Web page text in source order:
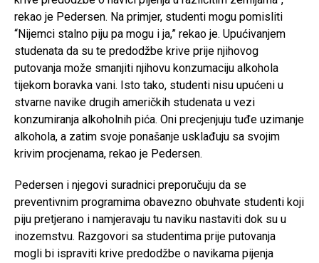
rekao je Pedersen. Na primjer, studenti mogu pomisliti
“Nijemci stalno piju pa mogu i ja,” rekao je. Upućivanjem
studenata da su te predodžbe krive prije njihovog
putovanja može smanjiti njihovu konzumaciju alkohola
tijekom boravka vani. Isto tako, studenti nisu upućeni u
stvarne navike drugih američkih studenata u vezi
konzumiranja alkoholnih pića. Oni precjenjuju tuđe uzimanje
alkohola, a zatim svoje ponašanje usklađuju sa svojim
krivim procjenama, rekao je Pedersen.
Pedersen i njegovi suradnici preporučuju da se
preventivnim programima obavezno obuhvate studenti koji
piju pretjerano i namjeravaju tu naviku nastaviti dok su u
inozemstvu. Razgovori sa studentima prije putovanja
mogli bi ispraviti krive predodžbe o navikama pijenja